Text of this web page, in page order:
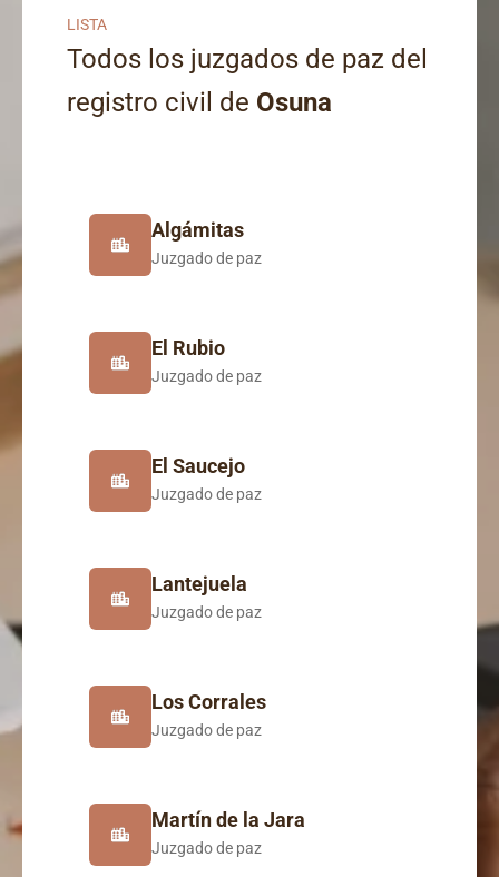
LISTA
Todos los juzgados de paz del
registro civil de Osuna
Algámitas
Juzgado de paz
El Rubio
Juzgado de paz
El Saucejo
Juzgado de paz
Lantejuela
Juzgado de paz
Los Corrales
Juzgado de paz
Martín de la Jara
Juzgado de paz